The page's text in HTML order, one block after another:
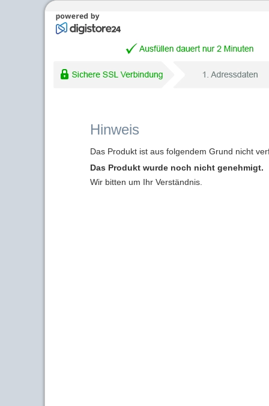
Hinweis
Das Produkt ist aus folgendem Grund nicht
Das Produkt wurde noch nicht genehmigt.
Wir bitten um Ihr Verständnis.